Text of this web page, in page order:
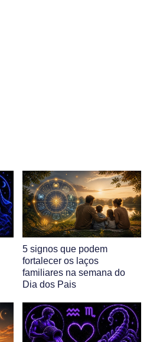
5 signos que podem
fortalecer os laços
familiares na semana do
Dia dos Pais